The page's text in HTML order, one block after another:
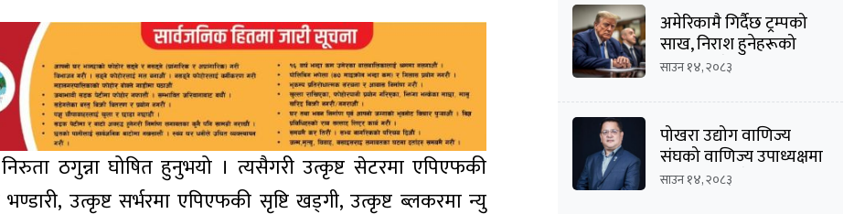
निरुता ठगुन्ना घोषित हुनुभयो । त्यसैगरी उत्कृष्ट सेटरमा एपिएफकी
उत्कृष्ट सर्भरमा एपिएफकी सृष्टि खड्गी, उत्कृष्ट ब्लकरमा न्यु
अमेरिकामै गिर्दैछ ट्रम्पको
साख, निराश हुनेहरूको
संख्या बढ्दै
साउन १४, २०८३
पोखरा उद्योग वाणिज्य
संघको वाणिज्य उपाध्यक्षमा
मनोज कुमार श्रेष्ठको
साउन १४, २०८३